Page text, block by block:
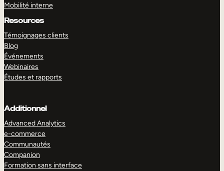
Mobilité interne
Resources
Témoignages clients
Blog
Événements
Webinaires
Études et rapports
Additionnel
Advanced Analytics
e-commerce
Communautés
Companion
Formation sans interface